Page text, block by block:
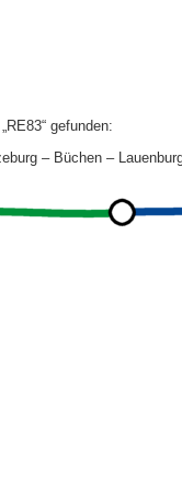
gefunden:
– Büchen –